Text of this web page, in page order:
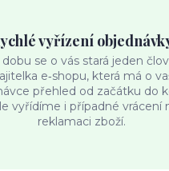
vyřízení
dobu se o vás stará jeden
e‑shopu, která má o
přehled od začátku do
vyřídíme i případné vrácení
reklamaci zboží.